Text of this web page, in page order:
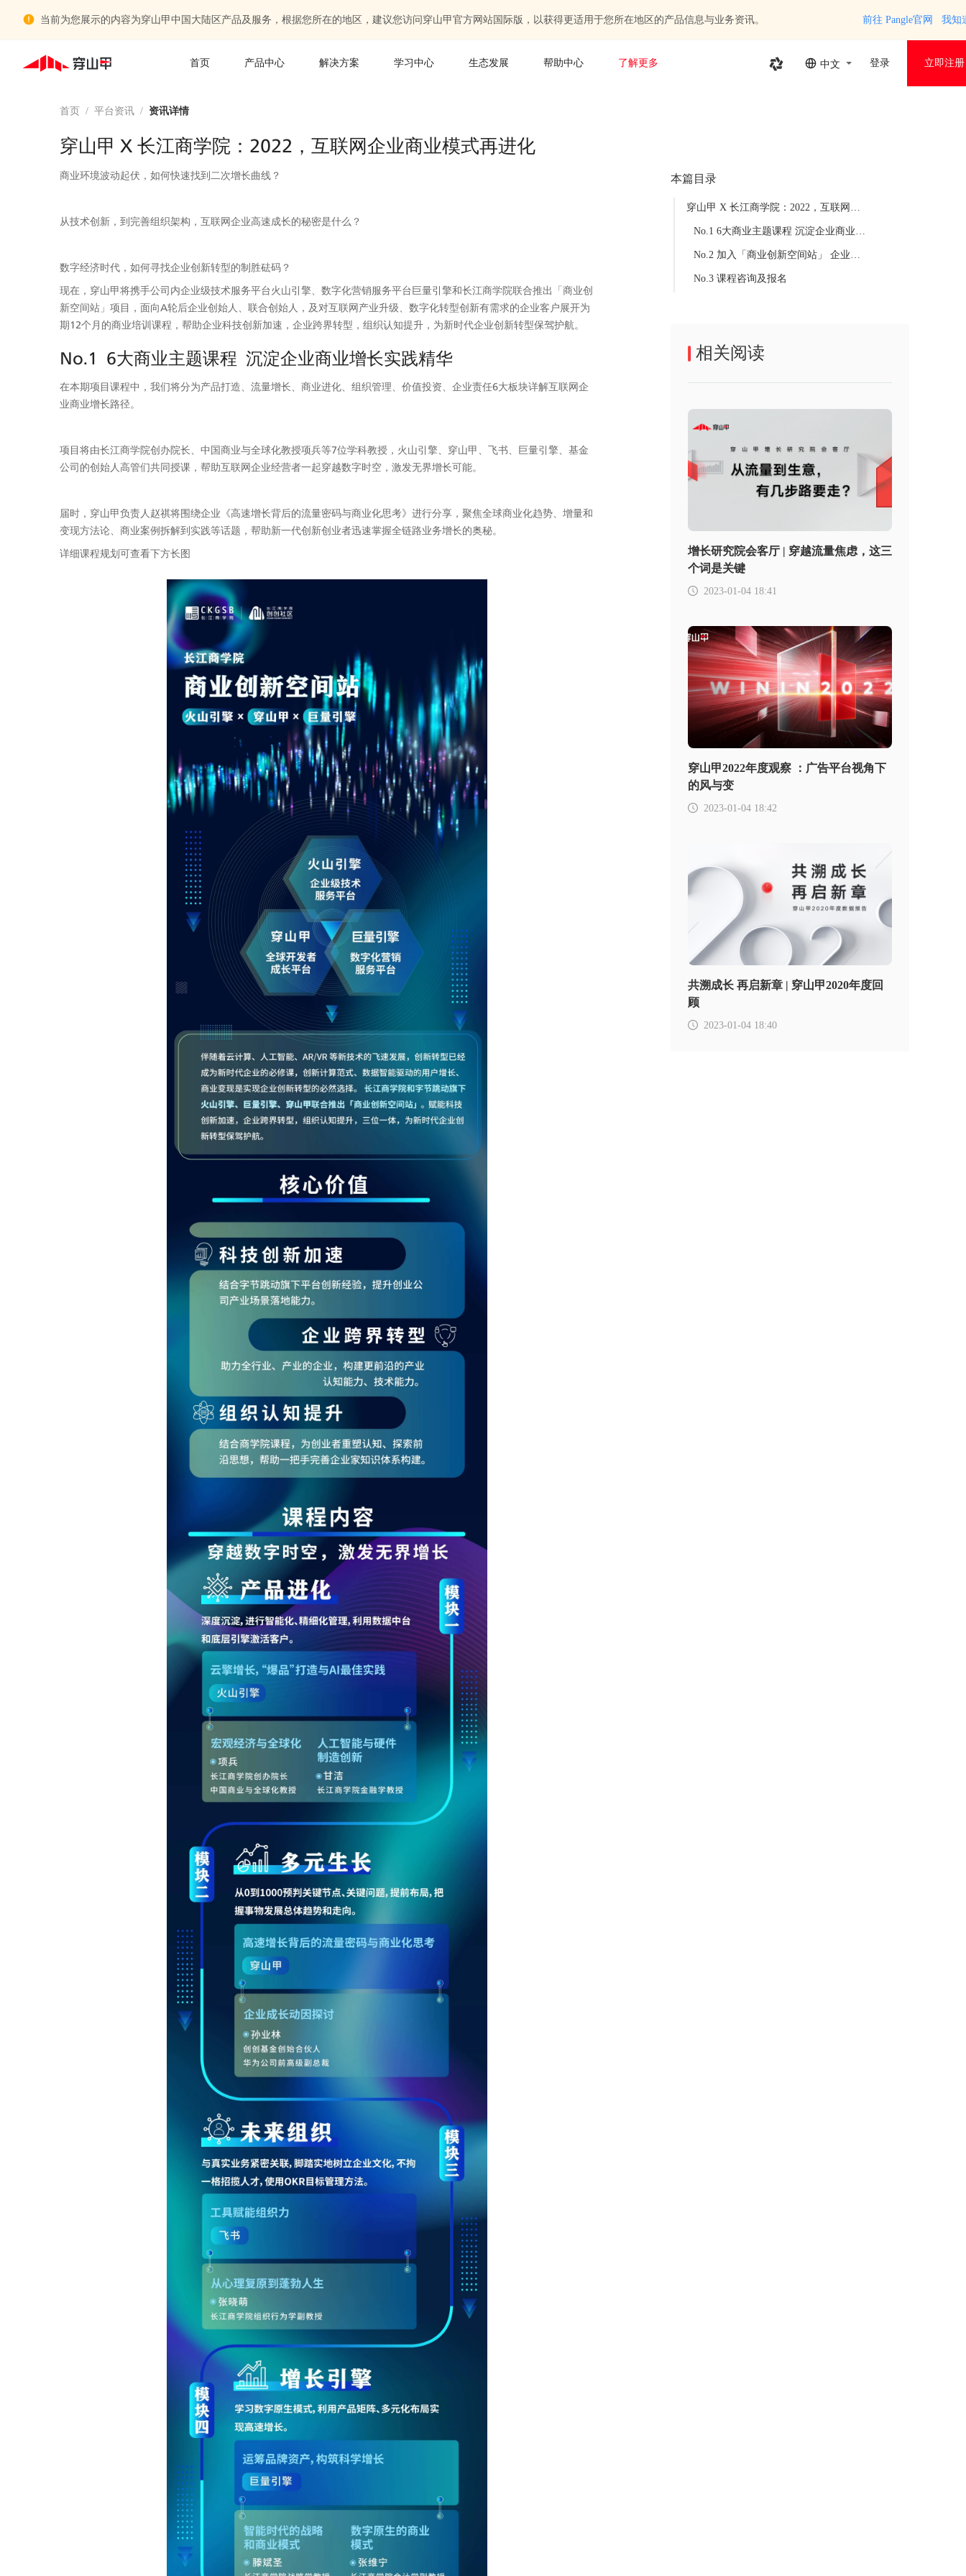
当前为您展示的内容为穿山甲中国大陆区产品及服务，根据您所在的地区，建议您访问穿山甲官方网站国际版，以获得更适用于您所在地区的产品信息与业务资讯。 前往 Pangle官网 我知
首页 产品中心 解决方案 学习中心 生态发展 帮助中心 了解更多 中文 登录 立即注册
首页 / 平台资讯 / 资讯详情
穿山甲 X 长江商学院：2022，互联网企业商业模式再进化
商业环境波动起伏，如何快速找到二次增长曲线？
从技术创新，到完善组织架构，互联网企业高速成长的秘密是什么？
数字经济时代，如何寻找企业创新转型的制胜砝码？
现在，穿山甲将携手公司内企业级技术服务平台火山引擎、数字化营销服务平台巨量引擎和长江商学院联合推出「商业创
新空间站」项目，面向A轮后企业创始人、联合创始人，及对互联网产业升级、数字化转型创新有需求的企业客户展开为
期12个月的商业培训课程，帮助企业科技创新加速，企业跨界转型，组织认知提升，为新时代企业创新转型保驾护航。
No.1  6大商业主题课程  沉淀企业商业增长实践精华
在本期项目课程中，我们将分为产品打造、流量增长、商业进化、组织管理、价值投资、企业责任6大板块详解互联网企
业商业增长路径。
项目将由长江商学院创办院长、中国商业与全球化教授项兵等7位学科教授，火山引擎、穿山甲、飞书、巨量引擎、基金
公司的创始人高管们共同授课，帮助互联网企业经营者一起穿越数字时空，激发无界增长可能。
届时，穿山甲负责人赵祺将围绕企业《高速增长背后的流量密码与商业化思考》进行分享，聚焦全球商业化趋势、增量和
变现方法论、商业案例拆解到实践等话题，帮助新一代创新创业者迅速掌握全链路业务增长的奥秘。
详细课程规划可查看下方长图
本篇目录
穿山甲 X 长江商学院：2022，互联网企业商业模式再进化
No.1 6大商业主题课程 沉淀企业商业增长实践精华
No.2 加入「商业创新空间站」 企业经营者可以收获什么？
No.3 课程咨询及报名
相关阅读
增长研究院会客厅 | 穿越流量焦虑，这三
个词是关键
2023-01-04 18:41
穿山甲2022年度观察 ：广告平台视角下
的风与变
2023-01-04 18:42
共溯成长 再启新章 | 穿山甲2020年度回
顾
2023-01-04 18:40